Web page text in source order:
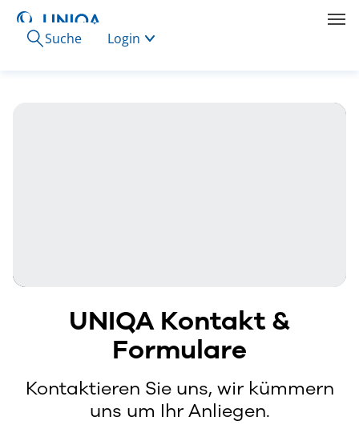
Suche Login
UNIQA Kontakt &
Formulare
Kontaktieren Sie uns, wir kümmern
uns um Ihr Anliegen.